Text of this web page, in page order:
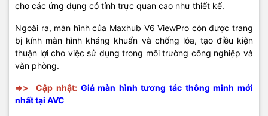
cho các ứng dụng có tính trực quan cao như thiết kế.
Ngoài ra, màn hình của Maxhub V6 ViewPro còn được trang
bị kính màn hình kháng khuẩn và chống lóa, tạo điều kiện
thuận lợi cho việc sử dụng trong môi trường công nghiệp và
văn phòng.
=>> Cập nhật: Giá màn hình tương tác thông minh mới
nhất tại AVC